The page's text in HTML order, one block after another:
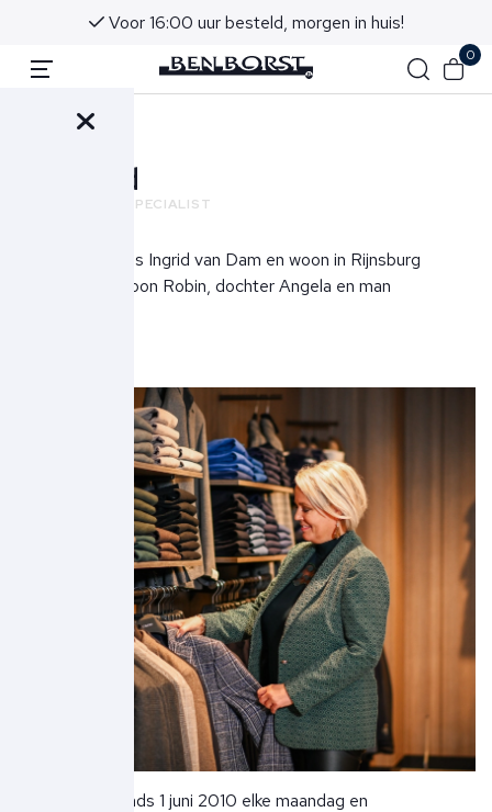
Voor 16:00 uur besteld, morgen in huis!
0
Ingrid
VERKOOPSPECIALIST
Mijn naam is Ingrid van Dam en woon in Rijnsburg
met mijn zoon Robin, dochter Angela en man
Ik ben sinds 1 juni 2010 elke maandag en